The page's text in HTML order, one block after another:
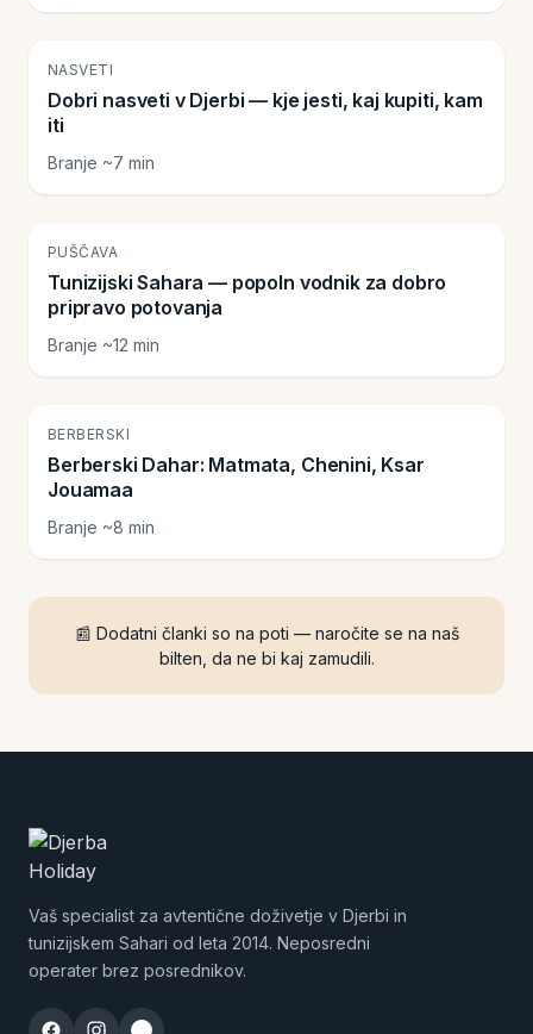
💡
NASVETI
Dobri nasveti v Djerbi — kje jesti, kaj kupiti, kam
iti
Branje ~7 min
🏜️
PUŠČAVA
Tunizijski Sahara — popoln vodnik za dobro
pripravo potovanja
Branje ~12 min
⛰️
BERBERSKI
Berberski Dahar: Matmata, Chenini, Ksar
Jouamaa
Branje ~8 min
📰 Dodatni članki so na poti — naročite se na naš
bilten, da ne bi kaj zamudili.
Vaš specialist za avtentične doživetje v Djerbi in
tunizijskem Sahari od leta 2014. Neposredni
operater brez posrednikov.